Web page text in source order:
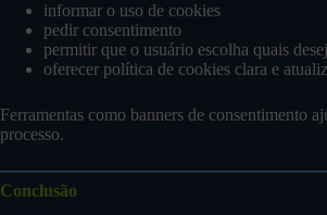
informar o uso de cookies
pedir consentimento
permitir que o usuário escolha quais
oferecer política de cookies clara e
Ferramentas como banners de consentimento
processo.
Conclusão